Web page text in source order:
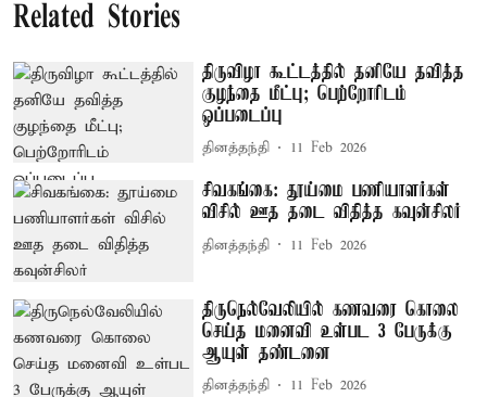
Related Stories
திருவிழா கூட்டத்தில் தனியே தவித்த
குழந்தை மீட்பு; பெற்றோரிடம்
ஒப்படைப்பு
தினத்தந்தி 11 Feb 2026
சிவகங்கை: தூய்மை பணியாளர்கள்
விசில் ஊத தடை விதித்த கவுன்சிலர்
தினத்தந்தி 11 Feb 2026
திருநெல்வேலியில் கணவரை கொலை
செய்த மனைவி உள்பட 3 பேருக்கு
ஆயுள் தண்டனை
தினத்தந்தி 11 Feb 2026